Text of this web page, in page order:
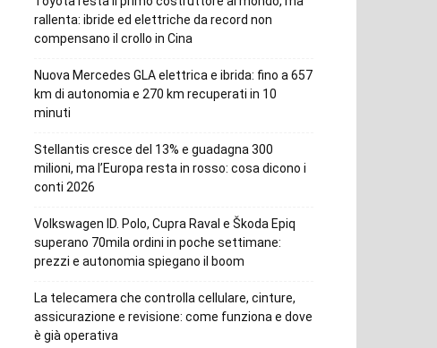
rallenta: ibride ed elettriche da record non
compensano il crollo in Cina
Nuova Mercedes GLA elettrica e ibrida: fino a 657
km di autonomia e 270 km recuperati in 10
minuti
Stellantis cresce del 13% e guadagna 300
milioni, ma l’Europa resta in rosso: cosa dicono i
conti 2026
Volkswagen ID. Polo, Cupra Raval e Škoda Epiq
superano 70mila ordini in poche settimane:
prezzi e autonomia spiegano il boom
La telecamera che controlla cellulare, cinture,
assicurazione e revisione: come funziona e dove
è già operativa